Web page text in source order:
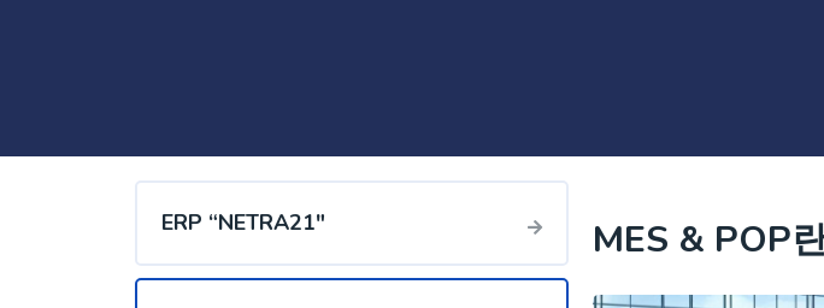
ERP “NETRA21″​ MES & POP